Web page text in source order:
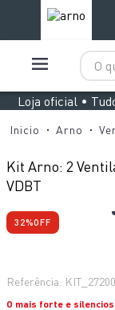
O
Loja oficial •
Arno
Kit Arno: 2
VDBT
32%OFF
Referência:
O mais forte e
7º